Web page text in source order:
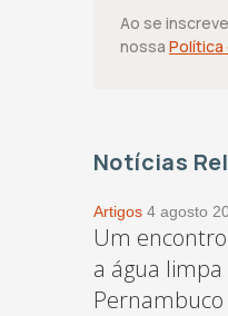
Ao se
nossa Política
Notícias
Artigos 4 agosto
Um
a água
Pernambuco